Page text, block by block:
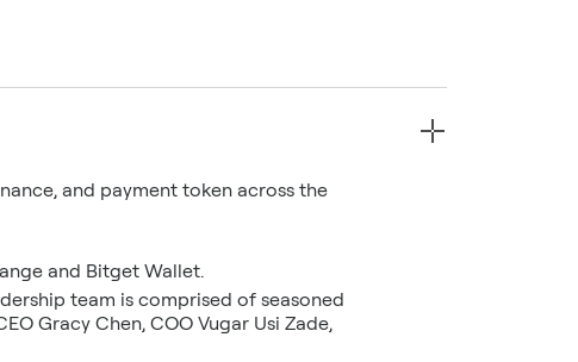
and payment token across the
and Bitget Wallet.
team is comprised of seasoned
Gracy Chen, COO Vugar Usi Zade,